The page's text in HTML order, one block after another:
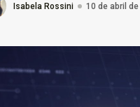
Isabela Rossini 10 de abril de